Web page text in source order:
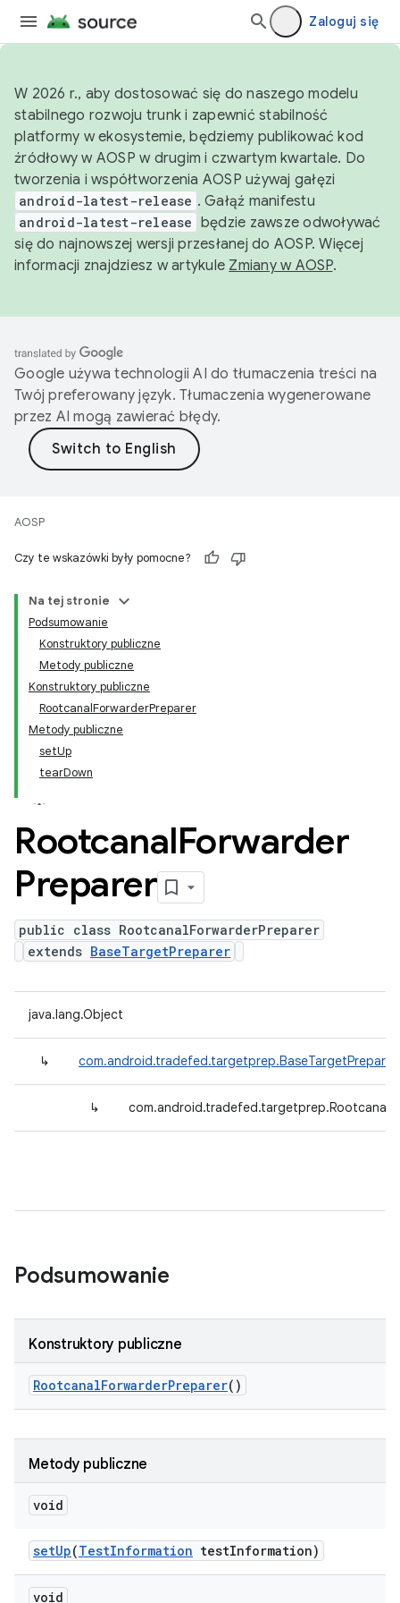
Zaloguj się
W 2026 r., aby dostosować się do naszego modelu
stabilnego rozwoju trunk i zapewnić stabilność
platformy w ekosystemie, będziemy publikować kod
źródłowy w AOSP w drugim i czwartym kwartale. Do
tworzenia i współtworzenia AOSP używaj gałęzi
android-latest-release . Gałąź manifestu
android-latest-release będzie zawsze odwoływać
się do najnowszej wersji przesłanej do AOSP. Więcej
informacji znajdziesz w artykule Zmiany w AOSP.
Google używa technologii AI do tłumaczenia treści na
Twój preferowany język. Tłumaczenia wygenerowane
przez AI mogą zawierać błędy.
AOSP
Czy te wskazówki były pomocne?
Na tej stronie
Podsumowanie
Konstruktory publiczne
Metody publiczne
Konstruktory publiczne
RootcanalForwarderPreparer
Metody publiczne
setUp
tearDown
RootcanalForwarder
Preparer
public class RootcanalForwarderPreparer
extends BaseTargetPreparer
java.lang.Object
↳ com.android.tradefed.targetprep.BaseTargetPreparer
↳
Podsumowanie
Konstruktory publiczne
RootcanalForwarderPreparer()
Metody publiczne
void
setUp(TestInformation testInformation)
void